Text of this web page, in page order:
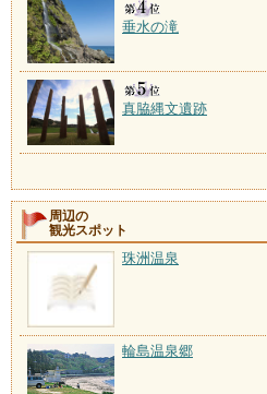
垂水の滝
真脇縄文遺跡
周辺の
観光スポット
珠洲温泉
輪島温泉郷